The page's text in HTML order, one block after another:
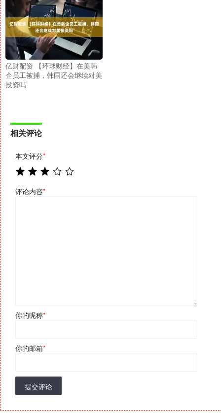
亿财配资 【环球财经】在美韩
企员工被捕，韩国还会继续对美
投资吗
相关评论
本文评分*
评论内容*
你的昵称*
你的邮箱*
提交评论